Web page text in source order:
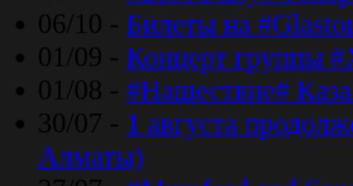
06/10 - Билеты на
01/09 - Концерт группы
01/08 - #Нашествие#
30/07 - 1 августа
Алматы)